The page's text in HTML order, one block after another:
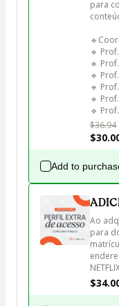
para
🔹
🔹
🔹
🔹
🔹
🔹
$36.94
Add to
Ao
para